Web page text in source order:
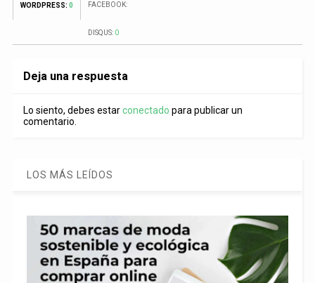
WORDPRESS: 0 FACEBOOK:
DISQUS: 0
Deja una respuesta
Lo siento, debes estarconectado para publicar un
comentario.
LOS MÁS LEÍDOS